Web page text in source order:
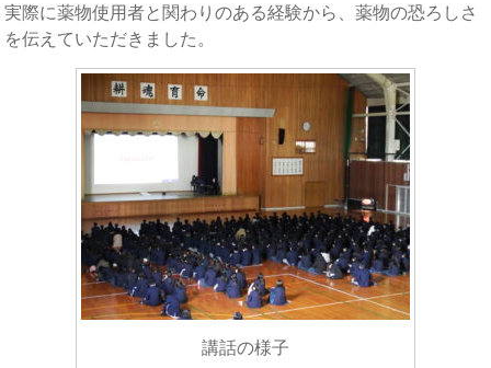
実際に薬物使用者と関わりのある経験から、薬物の恐ろしさ
を伝えていただきました。
講話の様子